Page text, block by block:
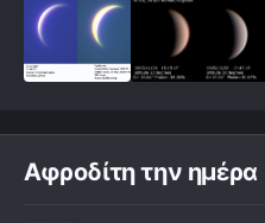
Αφροδίτη την ημέρα